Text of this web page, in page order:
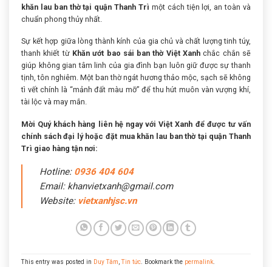
khăn lau ban thờ tại quận Thanh Trì một cách tiện lợi, an toàn và
chuẩn phong thủy nhất.
Sự kết hợp giữa lòng thành kính của gia chủ và chất lượng tinh túy,
thanh khiết từ Khăn ướt bao sái ban thờ Việt Xanh chắc chắn sẽ
giúp không gian tâm linh của gia đình bạn luôn giữ được sự thanh
tịnh, tôn nghiêm. Một ban thờ ngát hương thảo mộc, sạch sẽ không
tì vết chính là “mảnh đất màu mỡ” để thu hút muôn vàn vượng khí,
tài lộc và may mắn.
Mời Quý khách hàng liên hệ ngay với Việt Xanh để được tư vấn
chính sách đại lý hoặc đặt mua khăn lau ban thờ tại quận Thanh
Trì giao hàng tận nơi:
Hotline: 0936 404 604
Email: khanvietxanh@gmail.com
Website: vietxanhjsc.vn
This entry was posted in Duy Tâm,Tin tức. Bookmark the permalink.